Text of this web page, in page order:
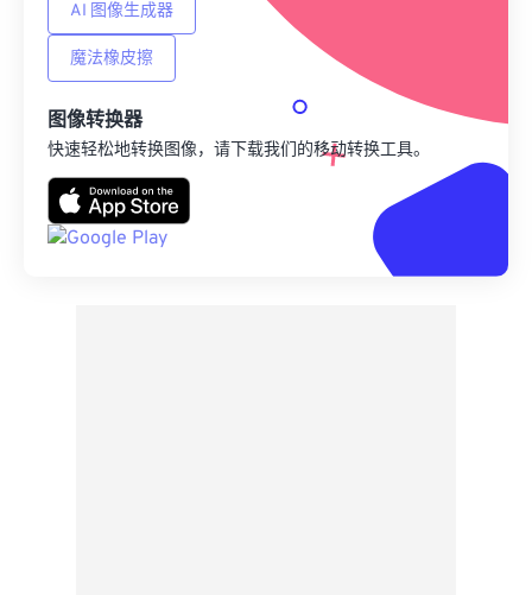
AI 图像生成器
魔法橡皮擦
图像转换器
快速轻松地转换图像，请下载我们的移动转换工具。